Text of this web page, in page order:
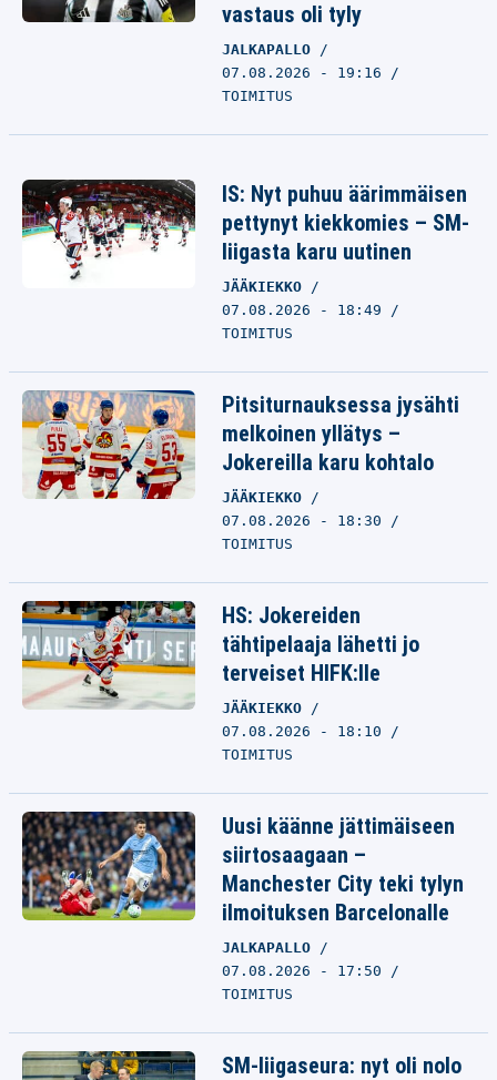
vastaus oli tyly
JALKAPALLO
07.08.2026 - 19:16
TOIMITUS
IS: Nyt puhuu äärimmäisen
pettynyt kiekkomies – SM-
liigasta karu uutinen
JÄÄKIEKKO
07.08.2026 - 18:49
TOIMITUS
Pitsiturnauksessa jysähti
melkoinen yllätys –
Jokereilla karu kohtalo
JÄÄKIEKKO
07.08.2026 - 18:30
TOIMITUS
HS: Jokereiden
tähtipelaaja lähetti jo
terveiset HIFK:lle
JÄÄKIEKKO
07.08.2026 - 18:10
TOIMITUS
Uusi käänne jättimäiseen
siirtosaagaan –
Manchester City teki tylyn
ilmoituksen Barcelonalle
JALKAPALLO
07.08.2026 - 17:50
TOIMITUS
SM-liigaseura: nyt oli nolo